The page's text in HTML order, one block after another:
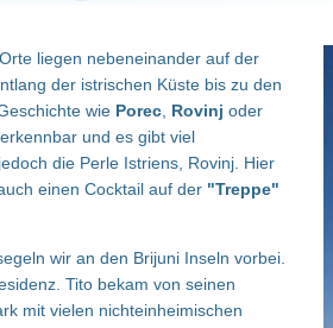
liegen nebeneinander auf der
der istrischen Küste bis zu den
wie Porec, Rovinj oder
und es gibt viel
die Perle Istriens, Rovinj. Hier
einen Cocktail auf der "Treppe"
wir an den Brijuni Inseln vorbei.
Tito bekam von seinen
mit vielen nichteinheimischen